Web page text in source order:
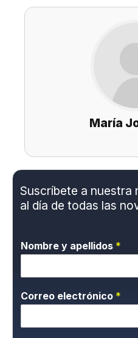
María
Suscríbete a nuestra
al día de todas las
Nombre y apellidos *
Correo electrónico *